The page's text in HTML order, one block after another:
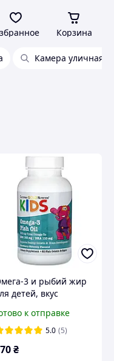
Корзина
Камера уличная
3 и рыбий жир
детей, вкус
Fish Oil, California
Nutrition, 60
к отправке
5.0 (5)
₴